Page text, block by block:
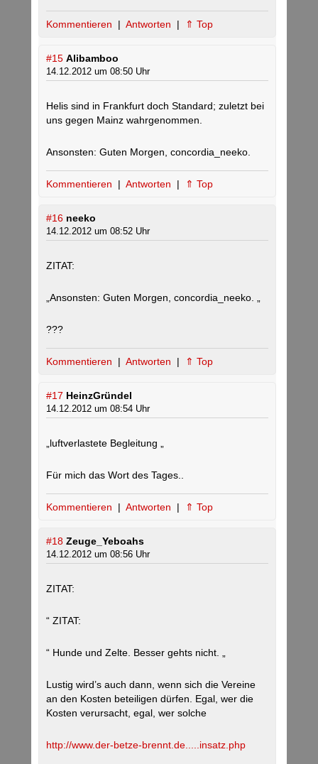
Kommentieren | Antworten | ⇑ Top
#15 Alibamboo
14.12.2012 um 08:50 Uhr
Helis sind in Frankfurt doch Standard; zuletzt bei
uns gegen Mainz wahrgenommen.
Ansonsten: Guten Morgen, concordia_neeko.
Kommentieren | Antworten | ⇑ Top
#16 neeko
14.12.2012 um 08:52 Uhr
ZITAT:
„Ansonsten: Guten Morgen, concordia_neeko. „
???
Kommentieren | Antworten | ⇑ Top
#17 HeinzGründel
14.12.2012 um 08:54 Uhr
„luftverlastete Begleitung „
Für mich das Wort des Tages..
Kommentieren | Antworten | ⇑ Top
#18 Zeuge_Yeboahs
14.12.2012 um 08:56 Uhr
ZITAT:
“ ZITAT:
“ Hunde und Zelte. Besser gehts nicht. „
Lustig wird’s auch dann, wenn sich die Vereine
an den Kosten beteiligen dürfen. Egal, wer die
Kosten verursacht, egal, wer solche
http://www.der-betze-brennt.de.....insatz.php